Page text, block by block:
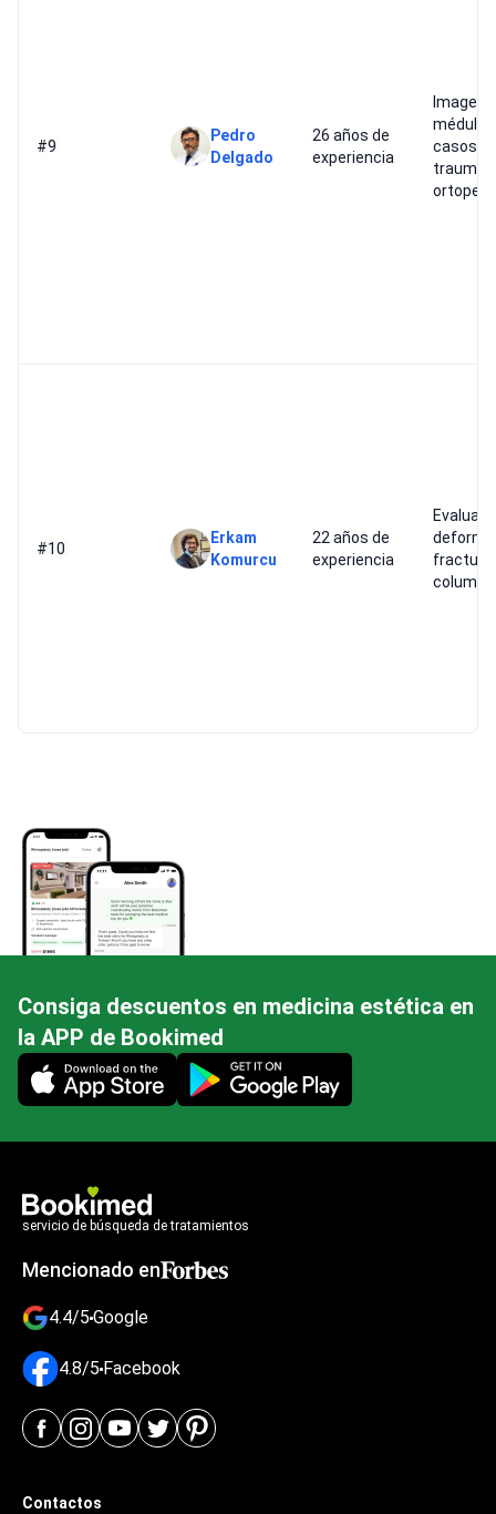
#9
Pedro
Delgado
26 años de
experiencia
médula
casos
#10
Erkam
Komurcu
22 años de
experiencia
columna
Consiga descuentos en medicina estética en
la APP de Bookimed
Mobile app illustration
servicio de búsqueda de tratamientos
Mencionado en
4.4/5 Google
4.8/5 Facebook
Contactos